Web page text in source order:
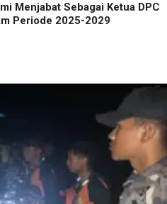
Menjabat Sebagai Ketua DPC
Periode 2025-2029